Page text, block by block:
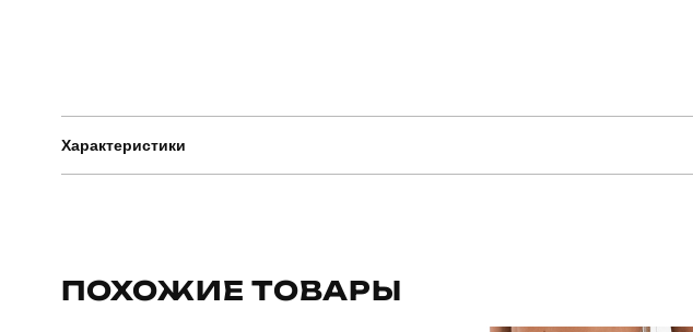
Характеристики
Стиль
ПОХОЖИЕ ТОВАРЫ